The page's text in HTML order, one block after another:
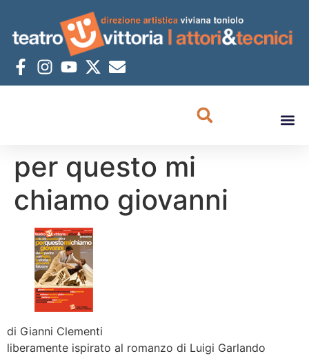
per questo mi
chiamo giovanni
di Gianni Clementi
liberamente ispirato al romanzo di Luigi Garlando